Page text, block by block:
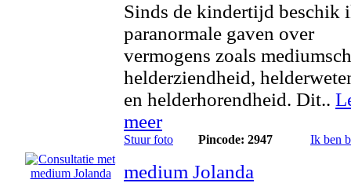
Sinds de kindertijd beschik
paranormale gaven over
vermogens zoals
helderziendheid,
en helderhorendheid. Dit..
meer
Stuur foto Pincode: 2947 Ik ben
medium Jolanda